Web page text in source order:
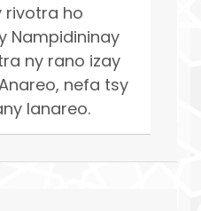
rivotra ho
Nampidininay
ny rano izay
nefa tsy
Ianareo.